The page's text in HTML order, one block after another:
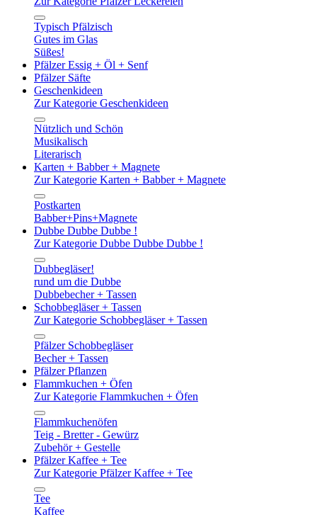
Typisch Pfälzisch
Gutes im Glas
Süßes!
Pfälzer Essig + Öl + Senf
Pfälzer Säfte
Geschenkideen
Zur Kategorie Geschenkideen
Nützlich und Schön
Musikalisch
Literarisch
Karten + Babber + Magnete
Zur Kategorie Karten + Babber + Magnete
Postkarten
Babber+Pins+Magnete
Dubbe Dubbe Dubbe !
Zur Kategorie Dubbe Dubbe Dubbe !
Dubbegläser!
rund um die Dubbe
Dubbebecher + Tassen
Schobbegläser + Tassen
Zur Kategorie Schobbegläser + Tassen
Pfälzer Schobbegläser
Becher + Tassen
Pfälzer Pflanzen
Flammkuchen + Öfen
Zur Kategorie Flammkuchen + Öfen
Flammkuchenöfen
Teig - Bretter - Gewürz
Zubehör + Gestelle
Pfälzer Kaffee + Tee
Zur Kategorie Pfälzer Kaffee + Tee
Tee
Kaffee